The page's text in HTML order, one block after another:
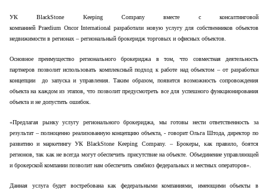
УКBlackStone Keeping Company вместе с консалтинговой
компанией Praedium Oncor International разработали новую услугу для собственников объектов
недвижимости в регионах – региональный брокеридж торговых и офисных объектов.
Основное преимущество регионального брокериджа в том, что совместная деятельность
партнеров позволит использовать комплексный подход к работе над объектом – от разработки
концепции до запуска и управления. Таким образом, появится возможность сопровождения
объекта на каждом из этапов, что позволит предусмотреть все для успешного функционирования
объекта и не допустить ошибок.
«Предлагая рынку услугу регионального брокериджа, мы готовы нести ответственность за
результат – полноценно реализованную концепцию объекта, - говорит Ольга Штода, директор по
развитию и маркетингу УК BlackStone Keeping Company. – Брокеры, как правило, боятся
регионов, так как не всегда могут обеспечить присутствие на объекте. Объединение управляющей
и брокерской компании позволит нам обеспечить симбиоз федеральных и местных операторов».
Данная услуга будет востребована как федеральными компаниями, имеющими объекты в